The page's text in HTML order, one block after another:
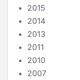
2015
2014
2013
2011
2010
2007